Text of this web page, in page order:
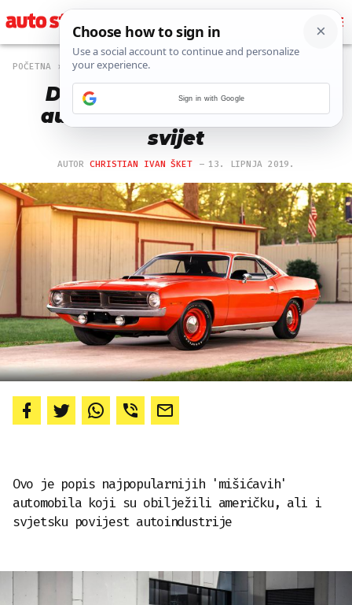
POČETNA MAGAZIN
Deset američkih 'muscle'
automobila koji su osvojili
svijet
AUTORCHRISTIAN IVAN ŠKET 13. LIPNJA 2019.
Ovo je popis najpopularnijih 'mišićavih'
automobila koji su obilježili američku, ali i
svjetsku povijest autoindustrije
Sign in with Google